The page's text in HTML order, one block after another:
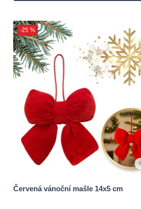
-25 %
Červená vánoční mašle 14x5 cm